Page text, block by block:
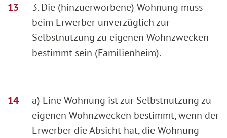
3. Die (hinzuerworbene) Wohnung muss
beim Erwerber unverzüglich zur
Selbstnutzung zu eigenen Wohnzwecken
bestimmt sein (Familienheim).
a) Eine Wohnung ist zur Selbstnutzung zu
eigenen Wohnzwecken bestimmt, wenn der
Erwerber die Absicht hat, die Wohnung